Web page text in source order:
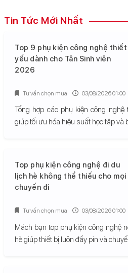
Tin Tức Mới Nhất
Top 9 phụ kiện công nghệ thiết
yếu dành cho Tân Sinh viên
2026
Tổng hợp các phụ kiện công
giúp tối ưu hóa hiệu suất học tập và
Tư vấn chọn mua 03/08/2026 01:00
Top phụ kiện công nghệ đi du
lịch hè không thể thiếu cho mọi
chuyến đi
Mách bạn top phụ kiện công nghệ
hè giúp thiết bị luôn đầy pin và
Tư vấn chọn mua 03/08/2026 01:00